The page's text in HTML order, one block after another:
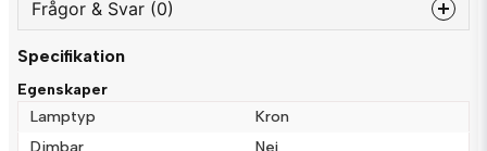
Frågor & Svar (0)
question
Specifikation
Egenskaper
Lamptyp
Kron
Dimbar
Nej